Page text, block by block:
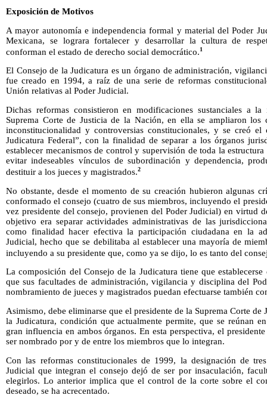
Exposición de Motivos
A mayor autonomía e independencia formal y material del Poder
Mexicana, se lograra fortalecer y desarrollar la cultura de
conforman el estado de derecho social democrático.1
El Consejo de la Judicatura es un órgano de administración,
fue creado en 1994, a raíz de una serie de reformas
Unión relativas al Poder Judicial.
Dichas reformas consistieron en modificaciones sustanciales a
Suprema Corte de Justicia de la Nación, en ella se ampliaron los
inconstitucionalidad y controversias constitucionales, y se creó el
Judicatura Federal”, con la finalidad de separar a los órganos
establecer mecanismos de control y supervisión de toda la
evitar indeseables vínculos de subordinación y dependencia,
destituir a los jueces y magistrados.2
No obstante, desde el momento de su creación hubieron algunas
conformado el consejo (cuatro de sus miembros, incluyendo el
vez presidente del consejo, provienen del Poder Judicial) en virtud
objetivo era separar actividades administrativas de las
como finalidad hacer efectiva la participación ciudadana en la
Judicial, hecho que se debilitaba al establecer una mayoría de
incluyendo a su presidente que, como ya se dijo, lo es tanto del
La composición del Consejo de la Judicatura tiene que
que sus facultades de administración, vigilancia y disciplina del
nombramiento de jueces y magistrados puedan efectuarse también
Asimismo, debe eliminarse que el presidente de la Suprema Corte de
la Judicatura, condición que actualmente permite, que se reúnan
gran influencia en ambos órganos. En esta perspectiva, el
ser nombrado por y de entre los miembros que lo integran.
Con las reformas constitucionales de 1999, la designación de
Judicial que integran el consejo dejó de ser por insaculación,
elegirlos. Lo anterior implica que el control de la corte sobre el
deseado, se ha acrecentado.